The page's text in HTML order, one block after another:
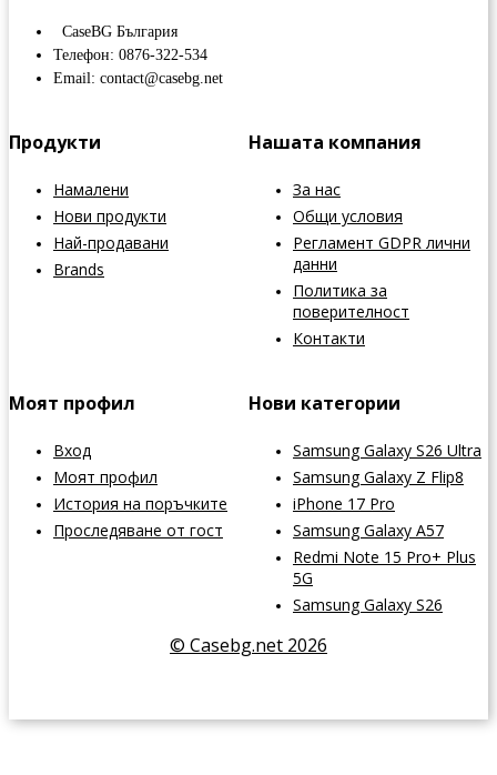
CaseBG България
Телефон: 0876-322-534
Email: contact@casebg.net
Продукти
Намалени
Нови продукти
Най-продавани
Brands
Нашата компания
За нас
Общи условия
Регламент GDPR лични
данни
Политика за
поверителност
Контакти
Моят профил
Вход
Моят профил
История на поръчките
Проследяване от гост
Нови категории
Samsung Galaxy S26 Ultra
Samsung Galaxy Z Flip8
iPhone 17 Pro
Samsung Galaxy A57
Redmi Note 15 Pro+ Plus
5G
Samsung Galaxy S26
© Casebg.net 2026